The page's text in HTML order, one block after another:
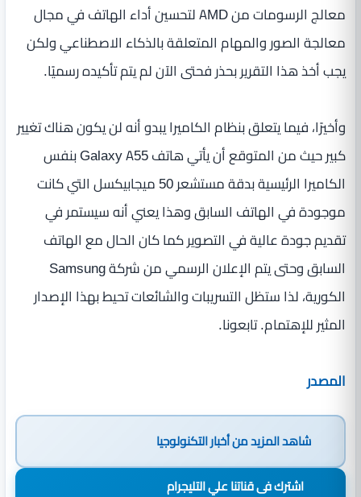
معالج الرسومات من AMD لتحسين أداء الهاتف في مجال
معالجة الصور والمهام المتعلقة بالذكاء الاصطناعي ولكن
يجب أخذ هذا التقرير بحذر فحتى الآن لم يتم تأكيده رسميًا.
وأخيرًا، فيما يتعلق بنظام الكاميرا يبدو أنه لن يكون هناك تغيير
كبير حيث من المتوقع أن يأتي هاتف Galaxy A55 بنفس
الكاميرا الرئيسية بدقة مستشعر 50 ميجابيكسل التي كانت
موجودة في الهاتف السابق وهذا يعني أنه سيستمر في
تقديم جودة عالية في التصوير كما كان الحال مع الهاتف
السابق وحتى يتم الإعلان الرسمي من شركة Samsung
الكورية، لذا ستظل التسريبات والشائعات تحيط بهذا الإصدار
المثير للإهتمام. تابعونا.
المصدر
شاهد المزيد منأخبار التكنولوجيا
اشترك فى قناتنا علي التليجرام